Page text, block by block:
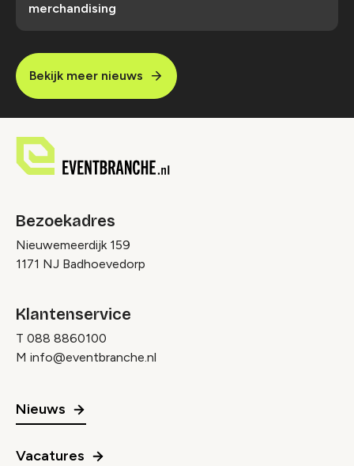
merchandising
Bekijk meer nieuws
Bezoekadres
Nieuwemeerdijk 159
1171 NJ Badhoevedorp
Klantenservice
T 088 8860100
M info@eventbranche.nl
Nieuws
Vacatures